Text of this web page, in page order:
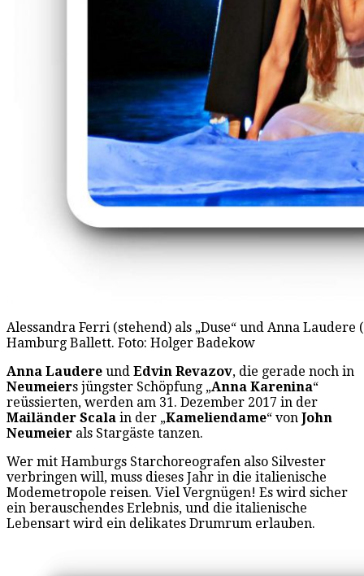
Alessandra Ferri (stehend) als „Duse“ und Anna
Hamburg Ballett. Foto: Holger Badekow
Anna Laudere und Edvin Revazov, die gerade noch in
Neumeiers jüngster Schöpfung „Anna Karenina“
reüssierten, werden am 31. Dezember 2017 in der
Mailänder Scala in der „Kameliendame“ von John
Neumeier als Stargäste tanzen.
Wer mit Hamburgs Starchoreografen also Silvester
verbringen will, muss dieses Jahr in die italienische
Modemetropole reisen. Viel Vergnügen! Es wird sicher
ein berauschendes Erlebnis, und die italienische
Lebensart wird ein delikates Drumrum erlauben.